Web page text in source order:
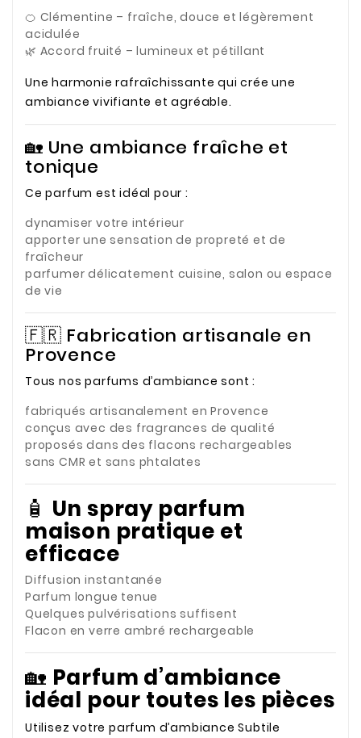
🍊 Clémentine – fraîche, douce et légèrement
acidulée
🌿 Accord fruité – lumineux et pétillant
Une harmonie rafraîchissante qui crée une
ambiance vivifiante et agréable.
🏡 Une ambiance fraîche et
tonique
Ce parfum est idéal pour :
dynamiser votre intérieur
apporter une sensation de propreté et de
fraîcheur
parfumer délicatement cuisine, salon ou espace
de vie
🇫🇷 Fabrication artisanale en
Provence
Tous nos parfums d’ambiance sont :
fabriqués artisanalement en Provence
conçus avec des fragrances de qualité
proposés dans des flacons rechargeables
sans CMR et sans phtalates
🧴 Un spray parfum
maison pratique et
efficace
Diffusion instantanée
Parfum longue tenue
Quelques pulvérisations suffisent
Flacon en verre ambré rechargeable
🏡 Parfum d’ambiance
idéal pour toutes les pièces
Utilisez votre parfum d’ambiance Subtile